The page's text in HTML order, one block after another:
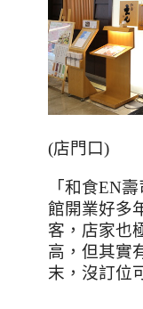
(店門口)
「和食EN壽
館開業好多
客，店家也
高，但其實
末，沒訂位